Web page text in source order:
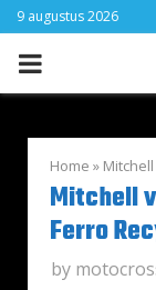
9 augustus 2026
PRIMARY
Home »
Mitchell
Ferro
by